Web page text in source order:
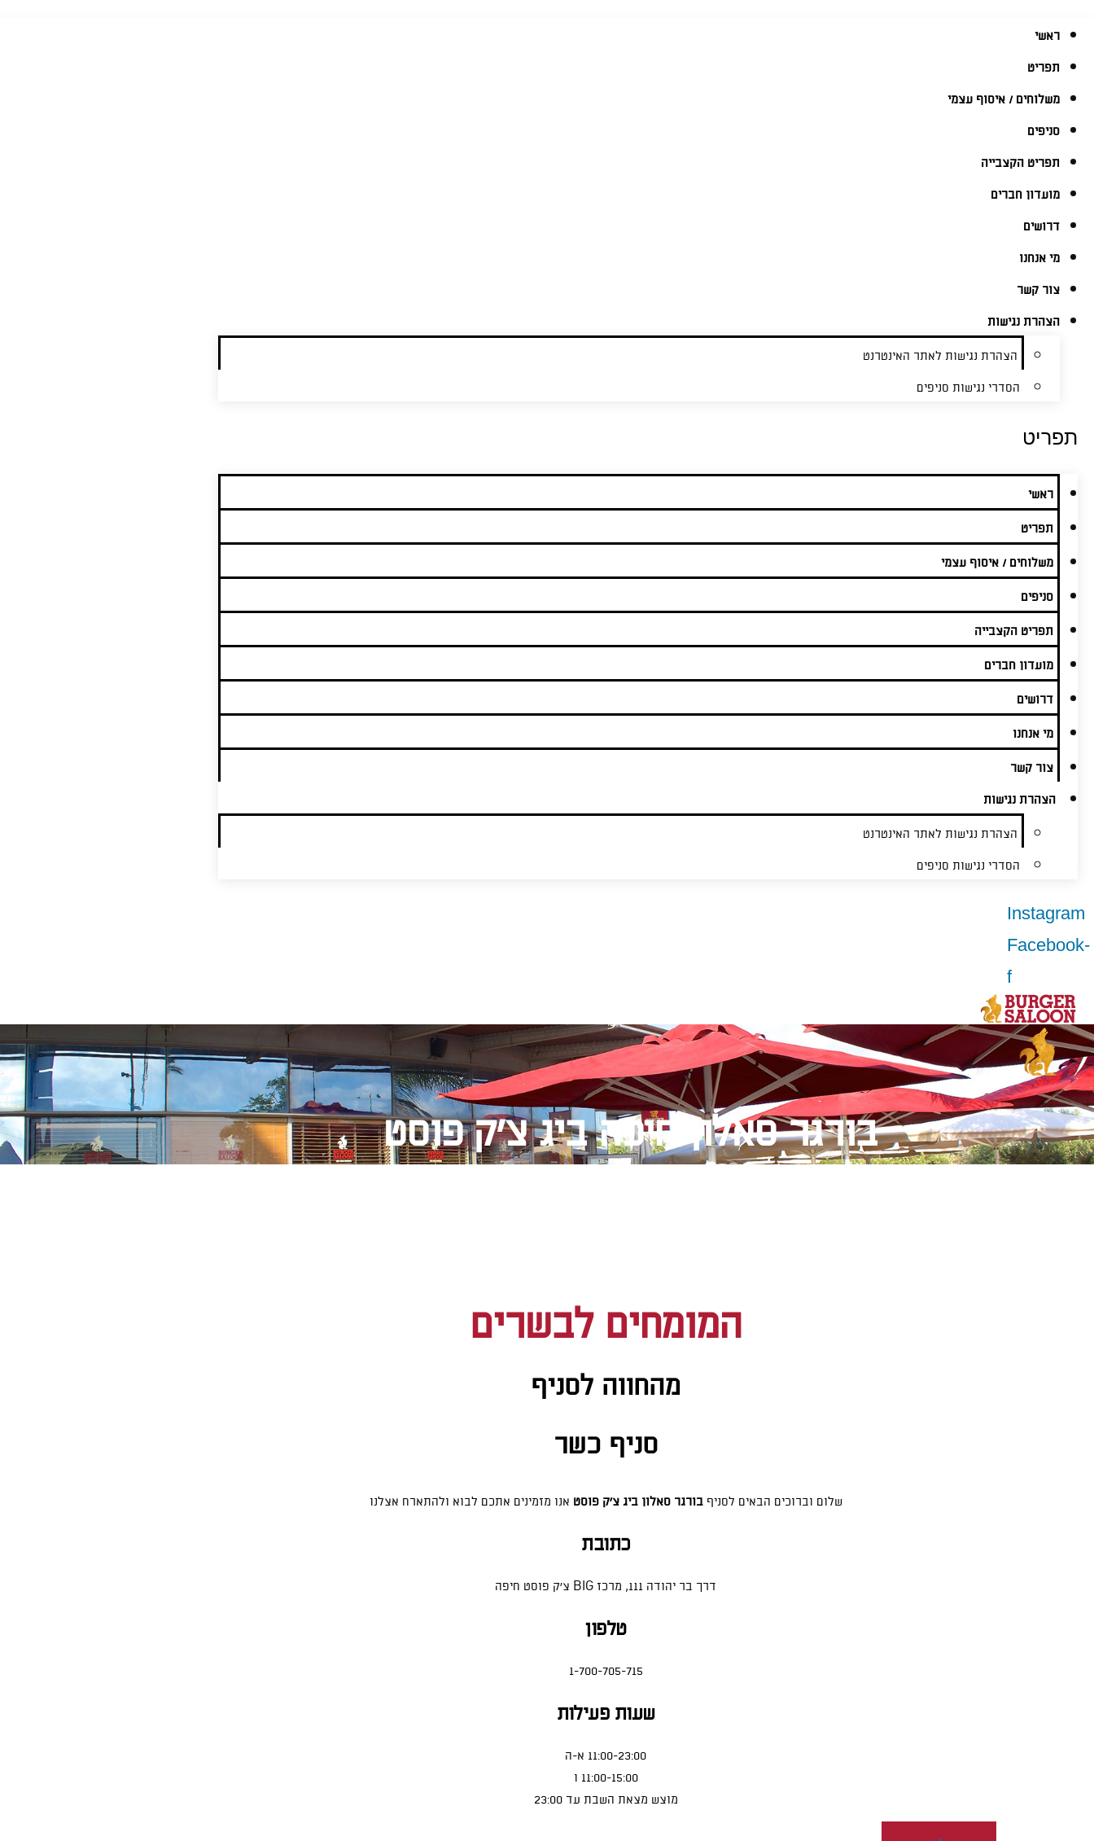
ראשי
תפריט
משלוחים / איסוף עצמי
סניפים
תפריט הקצבייה
מועדון חברים
דרושים
מי אנחנו
צור קשר
הצהרת נגישות
הצהרת נגישות לאתר האינטרנט
הסדרי נגישות סניפים
תפריט
ראשי
תפריט
משלוחים / איסוף עצמי
סניפים
תפריט הקצבייה
מועדון חברים
דרושים
מי אנחנו
צור קשר
הצהרת נגישות
הצהרת נגישות לאתר האינטרנט
הסדרי נגישות סניפים
Instagram
Facebook-
f
בורגר סאלון חיפה ביג צ'ק פוסט
המומחים לבשרים
מהחווה לסניף
סניף כשר
שלום וברוכים הבאים לסניףבורגר סאלון ביג צ'ק פוסט אנו מזמינים אתכם לבוא ולהתארח אצלנו
כתובת
דרך בר יהודה 111, מרכז BIG צ׳ק פוסט חיפה
טלפון
1-700-705-715
שעות פעילות
11:00-23:00 א-ה
11:00-15:00 ו
מוצש מצאת השבת עד 23:00